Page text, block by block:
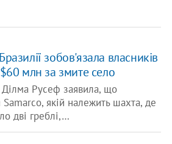
зобов'язала власників
млн за змите село
Ділма Русеф заявила, що
якій належить шахта, де
дві греблі,…